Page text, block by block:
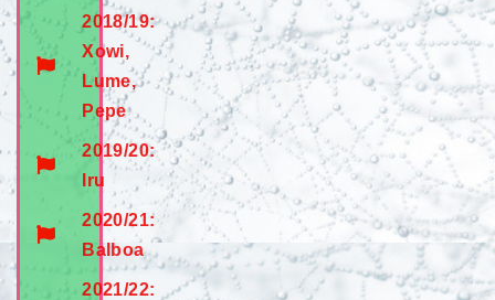
2018/19:
Xowi,
Lume,
Pepe
2019/20:
Iru
2020/21:
Balboa
2021/22: